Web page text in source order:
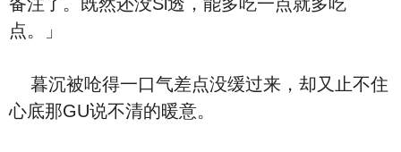
点。」
暮沉被呛得一口气差点没缓过来，却又止不住
心底那GU说不清的暖意。